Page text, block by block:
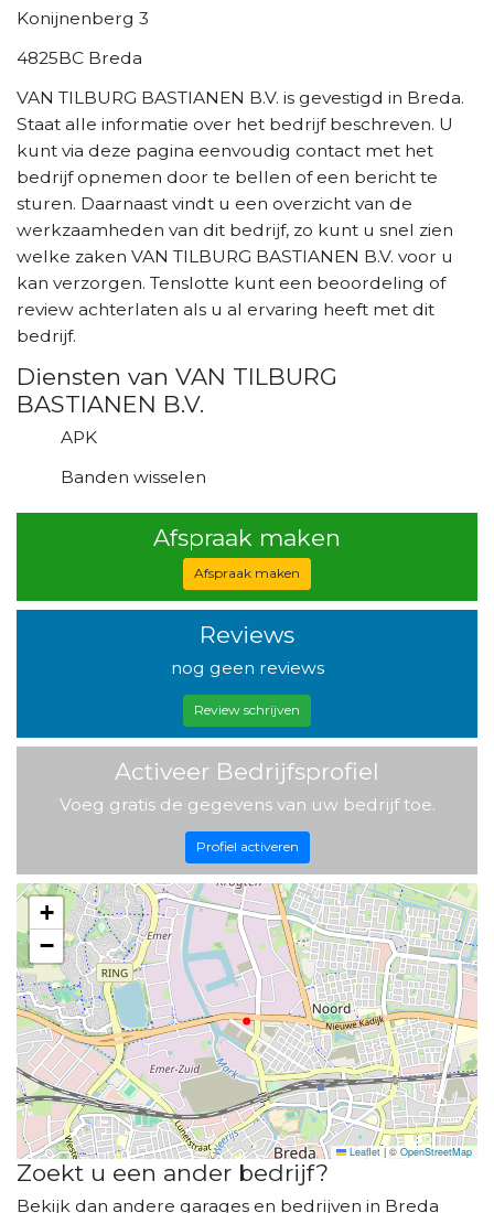
Konijnenberg 3
4825BC Breda
VAN TILBURG BASTIANEN B.V. is gevestigd in Breda.
Staat alle informatie over het bedrijf beschreven. U
kunt via deze pagina eenvoudig contact met het
bedrijf opnemen door te bellen of een bericht te
sturen. Daarnaast vindt u een overzicht van de
werkzaamheden van dit bedrijf, zo kunt u snel zien
welke zaken VAN TILBURG BASTIANEN B.V. voor u
kan verzorgen. Tenslotte kunt een beoordeling of
review achterlaten als u al ervaring heeft met dit
bedrijf.
Diensten van VAN TILBURG
BASTIANEN B.V.
APK
Banden wisselen
Afspraak maken
Afspraak maken
Reviews
nog geen reviews
Review schrijven
Activeer Bedrijfsprofiel
Voeg gratis de gegevens van uw bedrijf toe.
Profiel activeren
+
−
Leaflet |© OpenStreetMap
Zoekt u een ander bedrijf?
Bekijk dan andere garages en bedrijven in Breda